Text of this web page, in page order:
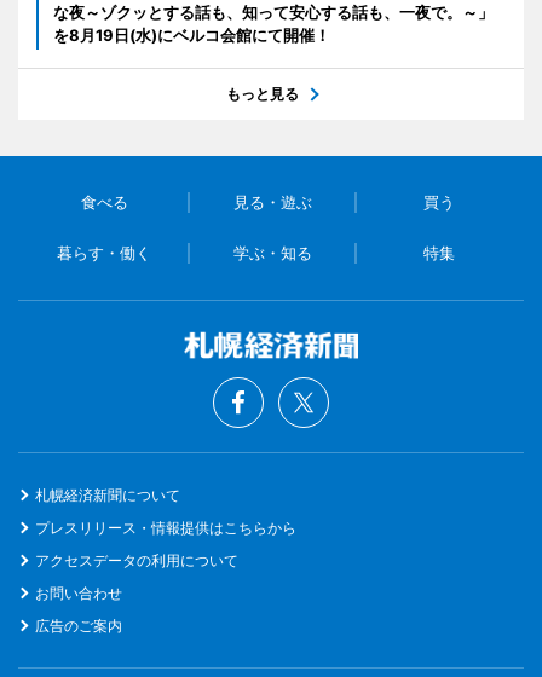
な夜～ゾクッとする話も、知って安心する話も、一夜で。～」
を8月19日(水)にベルコ会館にて開催！
もっと見る
食べる 見る・遊ぶ 買う
暮らす・働く 学ぶ・知る 特集
札幌経済新聞について
プレスリリース・情報提供はこちらから
アクセスデータの利用について
お問い合わせ
広告のご案内